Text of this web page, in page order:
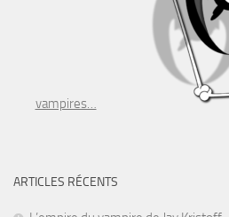
vampires…
ARTICLES RÉCENTS